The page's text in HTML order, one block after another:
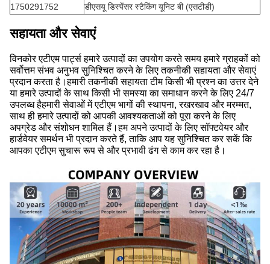
1750291752 डीएसयू डिस्पेंसर स्टैकिंग यूनिट बी (एसटीडी)
सहायता और सेवाएं
विनकोर एटीएम पार्ट्स हमारे उत्पादों का उपयोग करते समय हमारे ग्राहकों को
सर्वोत्तम संभव अनुभव सुनिश्चित करने के लिए तकनीकी सहायता और सेवाएं
प्रदान करता है।हमारी तकनीकी सहायता टीम किसी भी प्रश्न का उत्तर देने
या हमारे उत्पादों के साथ किसी भी समस्या का समाधान करने के लिए 24/7
उपलब्ध हैहमारी सेवाओं में एटीएम भागों की स्थापना, रखरखाव और मरम्मत,
साथ ही हमारे उत्पादों को आपकी आवश्यकताओं को पूरा करने के लिए
अपग्रेड और संशोधन शामिल हैं।हम अपने उत्पादों के लिए सॉफ्टवेयर और
हार्डवेयर समर्थन भी प्रदान करते हैं, ताकि आप यह सुनिश्चित कर सकें कि
आपका एटीएम सुचारू रूप से और प्रभावी ढंग से काम कर रहा है।